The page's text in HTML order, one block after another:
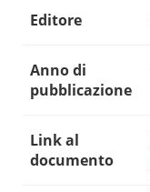
Editore
Anno di
pubblicazione
Link al
documento